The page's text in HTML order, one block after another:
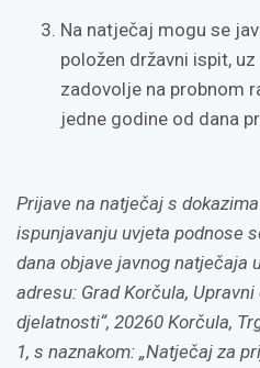
Na natječaj mogu se
položen državni ispit,
zadovolje na probnom
jedne godine od dana
Prijave na natječaj s
ispunjavanju uvjeta podnose
dana objave javnog natječaja
adresu: Grad Korčula,
djelatnosti“, 20260 Korčula,
1, s naznakom: „Natječaj za